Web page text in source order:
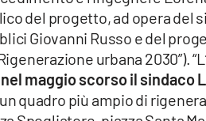
del progetto, ad opera del
Giovanni Russo e del
urbana 2030”).
maggio scorso il sindaco
quadro più ampio di